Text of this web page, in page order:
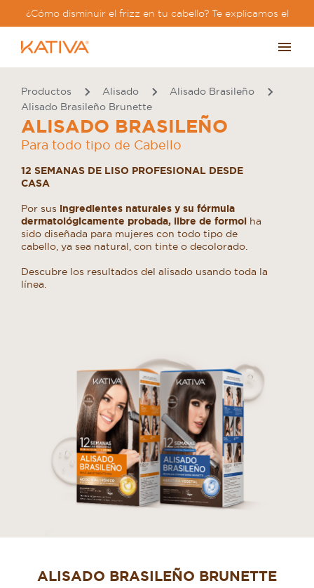
¿Cómo disminuir el frizz en tu cabello? Te explicamos el
Productos Alisado
Alisado Brasileño
Alisado Brasileño Brunette
ALISADO BRASILEÑO
Para todo tipo de Cabello
12 SEMANAS DE LISO PROFESIONAL DESDE
CASA
Por sus ingredientes naturales y su fórmula
dermatológicamente probada, libre de formolha
sido diseñada para mujeres con todo tipo de
cabello, ya sea natural, con tinte o decolorado.
Descubre los resultados del alisado usando toda la
línea.
ALISADO BRASILEÑO BRUNETTE